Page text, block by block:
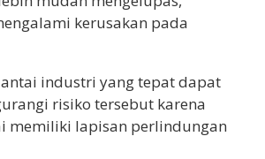
kerusakan pada
industri yang tepat dapat
risiko tersebut karena
memiliki lapisan perlindungan